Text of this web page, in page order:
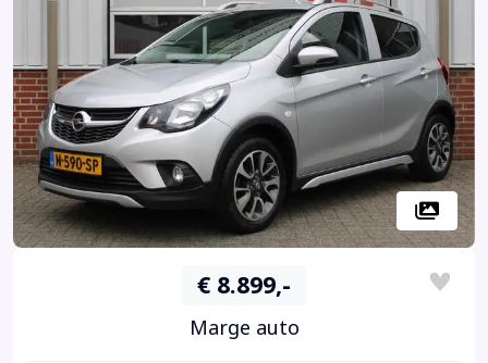
€ 8.899,-
Marge auto